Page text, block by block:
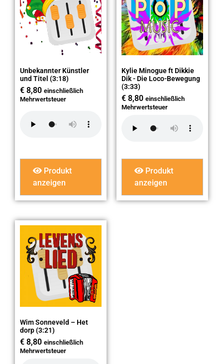
Unbekannter Künstler
und Titel (3:18)
€ 8,80 einschließlich
Mehrwertsteuer
Produkt
anzeigen
Kylie Minogue ft Dikkie
Dik - Die Loco-Bewegung
(3:33)
€ 8,80 einschließlich
Mehrwertsteuer
Produkt
anzeigen
Wim Sonneveld – Het
dorp (3:21)
€ 8,80 einschließlich
Mehrwertsteuer